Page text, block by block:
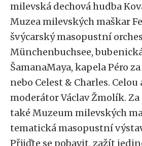
milevská dechová hudba
Muzea milevských maškar
švýcarský masopustní
Münchenbuchsee,
ŠamanaMaya, kapela Péro
nebo Celest & Charles.
moderátor Václav Žmolík.
také Muzeum milevských
tematická masopustní
Přijďte se pobavit, zažít